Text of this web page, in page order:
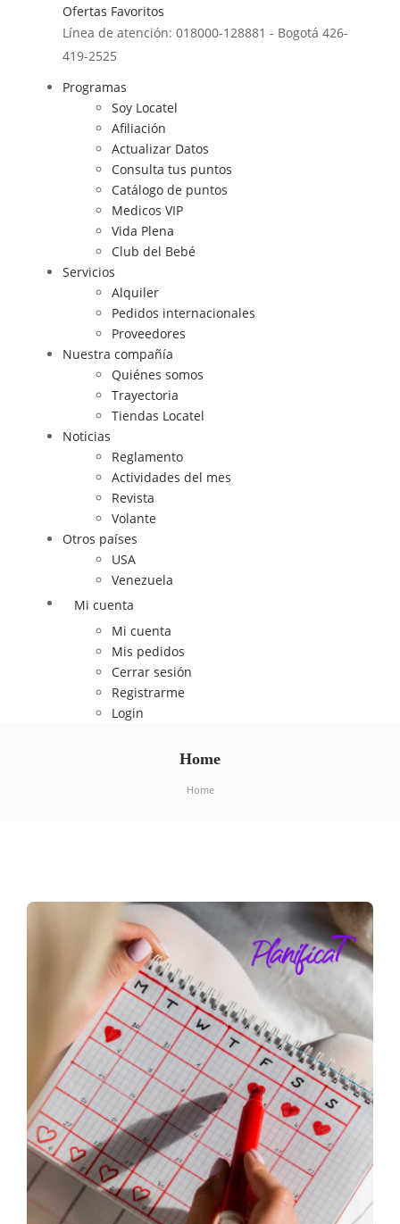
Ofertas Favoritos
Línea de atención: 018000-128881 - Bogotá 426-
419-2525
Programas
Soy Locatel
Afiliación
Actualizar Datos
Consulta tus puntos
Catálogo de puntos
Medicos VIP
Vida Plena
Club del Bebé
Servicios
Alquiler
Pedidos internacionales
Proveedores
Nuestra compañía
Quiénes somos
Trayectoria
Tiendas Locatel
Noticias
Reglamento
Actividades del mes
Revista
Volante
Otros países
USA
Venezuela
Mi cuenta
Mi cuenta
Mis pedidos
Cerrar sesión
Registrarme
Login
Home
Home